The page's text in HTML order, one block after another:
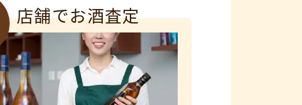
店舗でお酒査定